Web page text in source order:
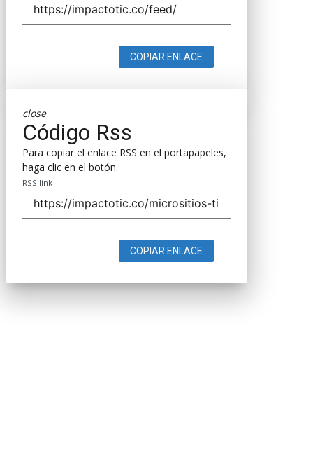
COPIAR ENLACE
close
Código Rss
Para copiar el enlace RSS en el portapapeles,
haga clic en el botón.
RSS link
COPIAR ENLACE